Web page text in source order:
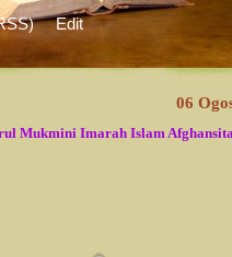
Edit
06
Mukmini Imarah Islam